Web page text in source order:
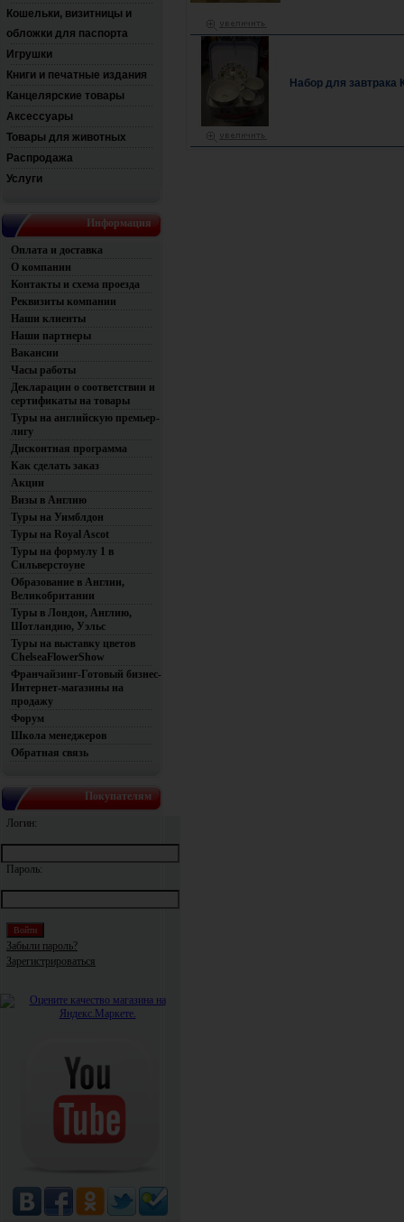
Кошельки, визитницы и
обложки для паспорта
Игрушки
Книги и печатные издания
Канцелярские товары
Аксессуары
Товары для животных
Распродажа
Услуги
Информация
Оплата и доставка
О компании
Контакты и схема проезда
Реквизиты компании
Наши клиенты
Наши партнеры
Вакансии
Часы работы
Декларации о соответствии и
сертификаты на товары
Туры на английскую премьер-
лигу
Дисконтная программа
Как сделать заказ
Акции
Визы в Англию
Туры на Уимблдон
Туры на Royal Ascot
Туры на формулу 1 в
Сильверстоуне
Образование в Англии,
Великобритании
Туры в Лондон, Англию,
Шотландию, Уэльс
Туры на выставку цветов
ChelseaFlowerShow
Франчайзинг-Готовый бизнес-
Интернет-магазины на
продажу
Форум
Школа менеджеров
Обратная связь
Покупателям
Логин:
Пароль:
Забыли пароль?
Зарегистрироваться
Набор для завтрака